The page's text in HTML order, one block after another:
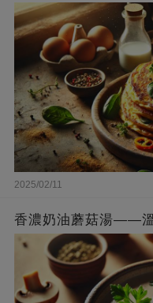
2025/02/11
香濃奶油蘑菇湯——